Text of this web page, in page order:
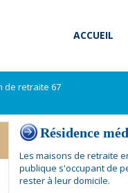
ACCUEIL
de retraite 67
Résidence
Les maisons de retraite
publique s'occupant de
rester à leur domicile.